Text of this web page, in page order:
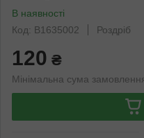
В наявності
Код: B1635002
Роздріб
120 ₴
Мінімальна сума